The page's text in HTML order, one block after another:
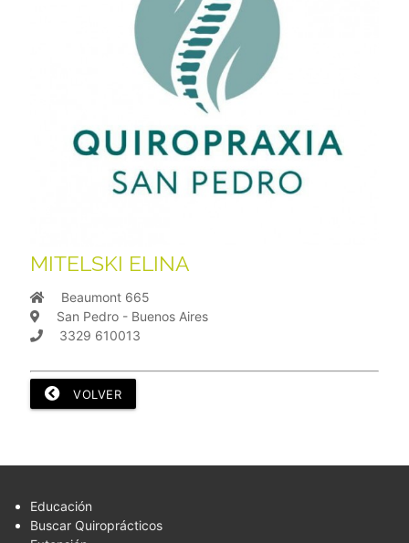
MITELSKI ELINA
Beaumont 665
San Pedro - Buenos Aires
3329 610013
VOLVER
Educación
Buscar Quiroprácticos